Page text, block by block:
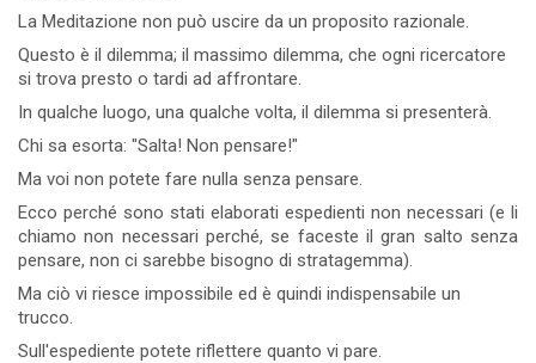
La Meditazione non può uscire da un proposito razionale.
Questo è il dilemma; il massimo dilemma, che ogni ricercatore
si trova presto o tardi ad affrontare.
In qualche luogo, una qualche volta, il dilemma si presenterà.
Chi sa esorta: "Salta! Non pensare!"
Ma voi non potete fare nulla senza pensare.
Ecco perché sono stati elaborati espedienti non necessari (e li
chiamo non necessari perché, se faceste il gran salto senza
pensare, non ci sarebbe bisogno di stratagemma).
Ma ciò vi riesce impossibile ed è quindi indispensabile un
trucco.
Sull'espediente potete riflettere quanto vi pare.